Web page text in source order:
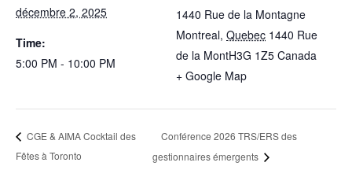
décembre 2, 2025
Time:
5:00 PM - 10:00 PM
1440 Rue de la Montagne
Montreal, Quebec 1440 Rue
de la MontH3G 1Z5 Canada
+ Google Map
CGE & AIMA Cocktail des
Fêtes à Toronto
Conférence 2026 TRS/ERS des
gestionnaires émergents